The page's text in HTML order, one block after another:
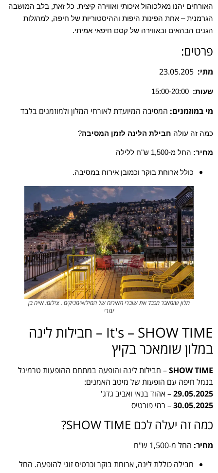
האורחים יהנו מאלכוהול איכותי ואווירה קיצית. כל זאת, בלב המושבה
הגרמנית – אחת הפינות היפות וההיסטוריות של חיפה, למרגלות
הגנים הבהאים ובאווירה של קסם חיפאי אמיתי.
פרטים:
מתי:
שעות: 15:00-20:00
מי במוזמנים: המסיבה המיועדת לאורחי המלון ולמוזמנים בלבד
כמה זה עולה חבילת הלינה לזמן המסיבה?
מחיר: החל מ-1,500 ש"ח ללילה
כולל ארוחת בוקר וכמובן אירוח במסיבה.
מלון שומאכר מכבד את שוברי האירוח של המילואימניקים . צילום: אייה בן
עזרי
It's – SHOW TIME – חבילות לינה
במלון שומאכר בקיץ
SHOW TIME– חבילות לינה והופעה במתחם ההופעות טרמינל
בנמל חיפה עם הופעות של מיטב האמנים:
29.05.2025– אהוד בנאי ואביב גדג'
30.05.2025– רמי פורטיס
כמה זה יעלה לכם SHOW TIME
?
מחיר: החל מ-1,500 ש"ח
חבילה כוללת לינה, ארוחת בוקר וכרטיס זוגי להופעה. החל